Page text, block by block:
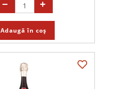
Adaugă în coș